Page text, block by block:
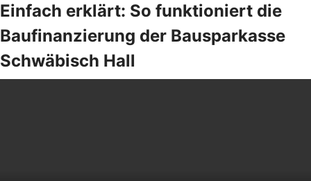
Einfach erklärt: So funktioniert die
Baufinanzierung der Bausparkasse
Schwäbisch Hall